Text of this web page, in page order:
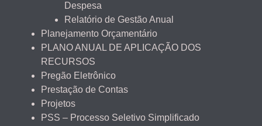
Despesa
Relatório de Gestão Anual
Planejamento Orçamentário
PLANO ANUAL DE APLICAÇÃO DOS
RECURSOS
Pregão Eletrônico
Prestação de Contas
Projetos
PSS – Processo Seletivo Simplificado